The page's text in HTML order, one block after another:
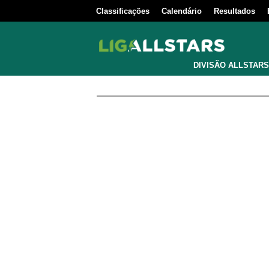
Classificações Calendário Resultados
DIVISÃO ALLSTARS